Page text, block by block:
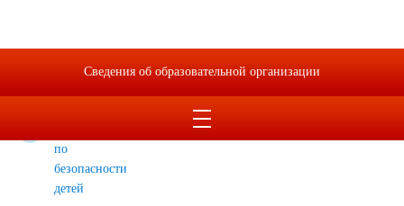
работы ЛОЛ
2025
по
безопасности
детей
Сведения об образовательной организации